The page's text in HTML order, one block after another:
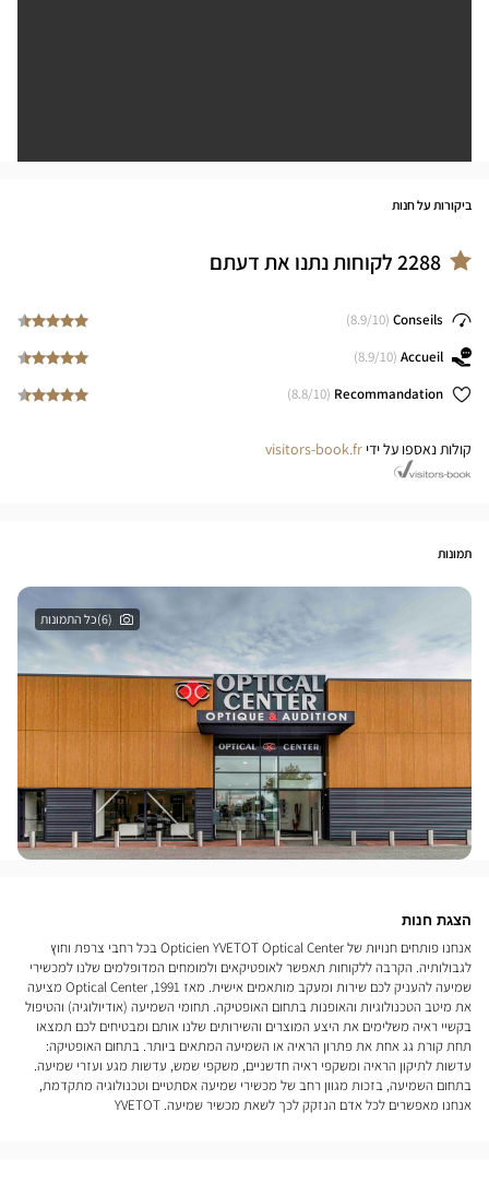
ביקורות על חנות
2288לקוחות נתנו את דעתם
Conseils
(
8.9/10)
Accueil
(
8.9/10)
Recommandation
(
8.8/10)
קולות נאספו על ידי visitors-book.fr
תמונות
(6)כל התמונות
הצגת חנות
אנחנו פותחים חנויות של Opticien YVETOT Optical Center בכל רחבי צרפת וחוץ
לגבולותיה. הקרבה ללקוחות תאפשר לאופטיקאים ולמומחים המדופלמים שלנו למכשירי
שמיעה להעניק לכם שירות ומעקב מותאמים אישית. מאז 1991, Optical Center מציעה
את מיטב הטכנולוגיות והאופנות בתחום האופטיקה. תחומי השמיעה (אודיולוגיה) והטיפול
בקשיי ראיה משלימים את היצע המוצרים והשירותים שלנו אותם ומבטיחים לכם תמצאו
תחת קורת גג אחת את פתרון הראיה או השמיעה המתאים ביותר. בתחום האופטיקה:
עדשות לתיקון הראיה ומשקפי ראיה חדשניים, משקפי שמש, עדשות מגע ועזרי שמיעה.
בתחום השמיעה, בזכות מגוון רחב של מכשירי שמיעה אסתטיים וטכנולוגיה מתקדמת,
אנחנו מאפשרים לכל אדם הנזקק לכך לשאת מכשיר שמיעה. YVETOT